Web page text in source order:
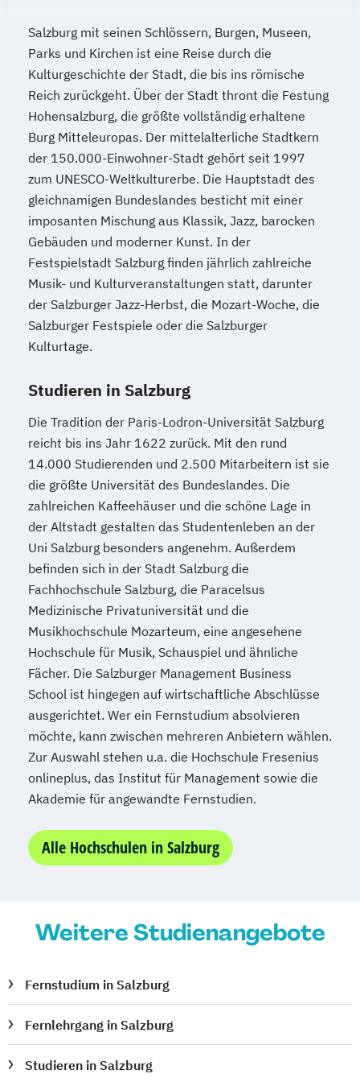
Internationales Skisport-Management
Internationales Sportmanagement
Internationales Tennis-Management
Kampfsport-Management
Kampfsport-Management (Internationales)
Kindergesundheitstraining
Kommunikationsmanagement
Kommunikationsmanagement und -
psychologie
Konfliktmanagement
Konfliktmanagement
Mediation und Kommunikation
Kostenrechnung
Development
Markenführung im Sport Marketing
Marketing und Management
Marketing und Marktpositionierung
Marketing und Sales Management
Marketing Markenführung und Design
Marktanalyse und Online-Marktforschung
Mentales Golf Mergers and Acqusitions
Motorsport-Management
Motorsport-Management (Internationales)
Neuromarketing Neuropsychologie
Online-Marketing
Online-Marketing Management
Online-Marketing und SEM
SEO
PR-
Image- und Medienstrategien
Personalmanagement
Personalverrechnung
Produkt- und Brandmanagement
Projektmanagement
Psychologie (Angewandte)
Psychologie Grundlagen
Qualitäts- und Risikomanagement
Radsport-Management
Salzburg mit seinen Schlössern, Burgen, Museen,
Parks und Kirchen ist eine Reise durch die
Kulturgeschichte der Stadt, die bis ins römische
Reich zurückgeht. Über der Stadt thront die Festung
Hohensalzburg, die größte vollständig erhaltene
Burg Mitteleuropas. Der mittelalterliche Stadtkern
der 150.000-Einwohner-Stadt gehört seit 1997
zum UNESCO-Weltkulturerbe. Die Hauptstadt des
gleichnamigen Bundeslandes besticht mit einer
imposanten Mischung aus Klassik, Jazz, barocken
Gebäuden und moderner Kunst. In der
Festspielstadt Salzburg finden jährlich zahlreiche
Musik- und Kulturveranstaltungen statt, darunter
der Salzburger Jazz-Herbst, die Mozart-Woche, die
Salzburger Festspiele oder die Salzburger
Kulturtage.
Studieren in Salzburg
Die Tradition der Paris-Lodron-Universität Salzburg
reicht bis ins Jahr 1622 zurück. Mit den rund
14.000 Studierenden und 2.500 Mitarbeitern ist sie
die größte Universität des Bundeslandes. Die
zahlreichen Kaffeehäuser und die schöne Lage in
der Altstadt gestalten das Studentenleben an der
Uni Salzburg besonders angenehm. Außerdem
befinden sich in der Stadt Salzburg die
Fachhochschule Salzburg, die Paracelsus
Medizinische Privatuniversität und die
Musikhochschule Mozarteum, eine angesehene
Hochschule für Musik, Schauspiel und ähnliche
Fächer. Die Salzburger Management Business
School ist hingegen auf wirtschaftliche Abschlüsse
ausgerichtet. Wer ein Fernstudium absolvieren
möchte, kann zwischen mehreren Anbietern wählen.
Zur Auswahl stehen u.a. die Hochschule Fresenius
onlineplus, das Institut für Management sowie die
Akademie für angewandte Fernstudien.
Alle Hochschulen in Salzburg
Weitere Studienangebote
Fernstudium in Salzburg
Fernlehrgang in Salzburg
Studieren in Salzburg